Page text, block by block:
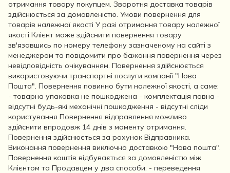
отримання товару покупцем. Зворотня доставка товарів
здійснюється за домовленістю. Умови повернення для
товарів належної якості У разі отримання товару належної
якості Клієнт може здійснити повернення товару
зв'язавшись по номеру телефону зазначеному на сайті з
менеджером та повідомити про бажання повернення через
невідповідність очікуванням. Повернення здійснюється
використовуючи транспортні послуги компанії "Нова
Пошта". Повернення повинно бути належної якості, а саме:
- товарна упаковка не пошкоджена - комплектація повна -
відсутні будь-які механічні пошкодження - відсутні сліди
користування Повернення відправлення можливо
здійснити впродовж 14 днів з моменту отримання.
Повернення здійснюється за рахунок Відправника.
Виконання повернення виключно доставкою "Нова пошта".
Повернення коштів відбувається за домовленістю між
Клієнтом та Продавцем у два способи: - переведення